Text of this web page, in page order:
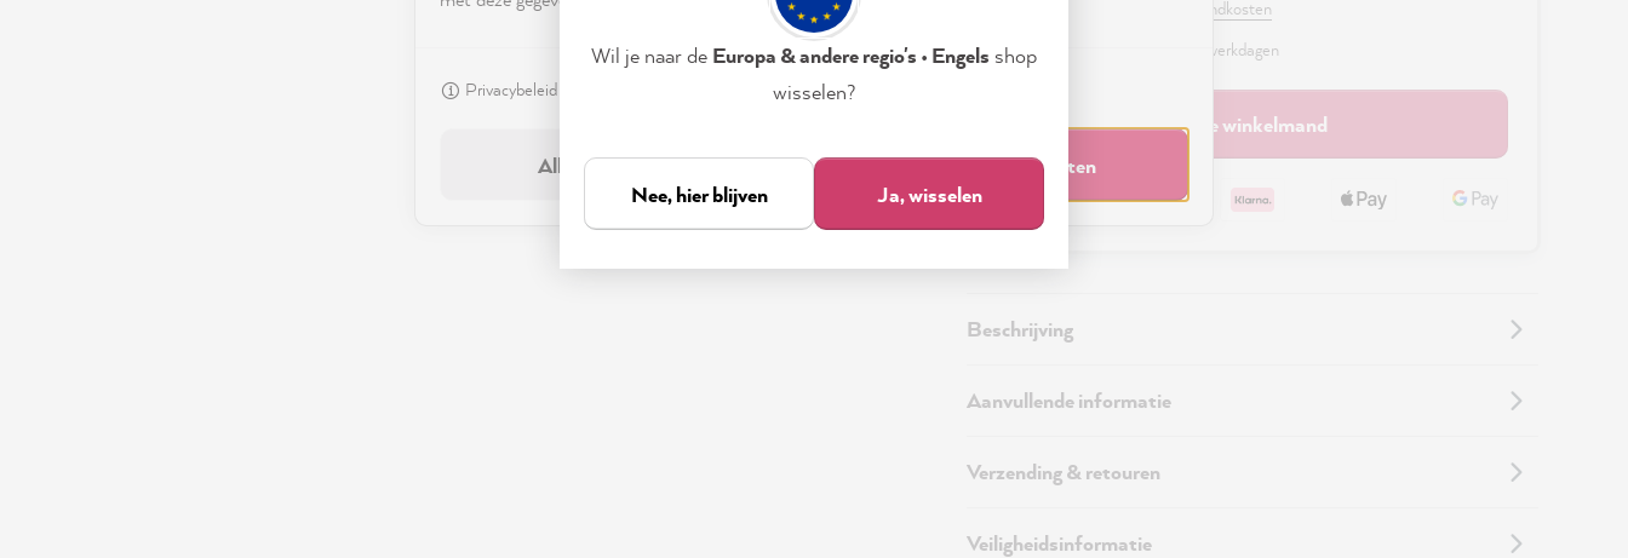
Prijzen incl. BTW en excl. verzendkosten
Beschikbaar, levertijd: 2 - 3 werkdagen
In de winkelmand
Beschrijving
Aanvullende informatie
Verzending & retouren
Veiligheidsinformatie
Privacybeleid
Accepteren & sluiten
Alleen noodzakelijk
Wil je naar de Europa & andere regio's • Engels shop
wisselen?
Nee, hier blijven Ja, wisselen